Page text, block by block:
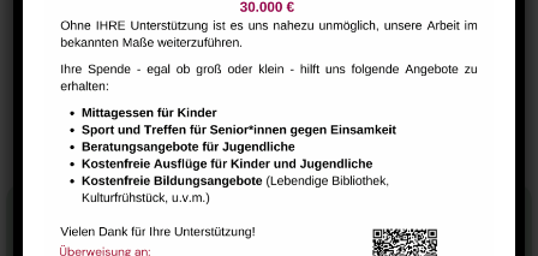
Die
Strickhexen
Seele älterer Menschen
Stadtteilhaus